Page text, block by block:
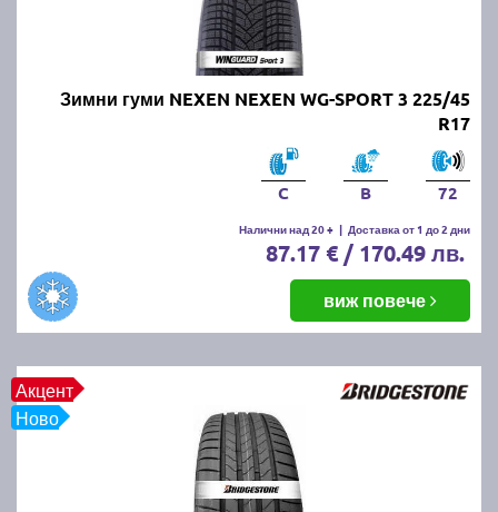
безплатна доставка, но предлага експресна
доставка до всички точки на страната.
Възползвайте се от директна доставка до Варна,
Пловдив, Бургас, София, Стара Загора, Велико
Благоевград, Кюстендил, Перник, Хасково,
Силистра, Добрич и други градове.
Зимни гуми NEXEN NEXEN WG-SPORT 3 225/45
R17
C B 72
Налични над 20 + | Доставка от 1 до 2 дни
87.17 € / 170.49 лв.
виж повече
Акцент
Ново